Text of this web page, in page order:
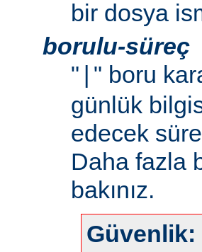
bir dosya
borulu-süreç
" " boru
günlük
edecek
Daha fazla
bakınız.
Güvenlik: